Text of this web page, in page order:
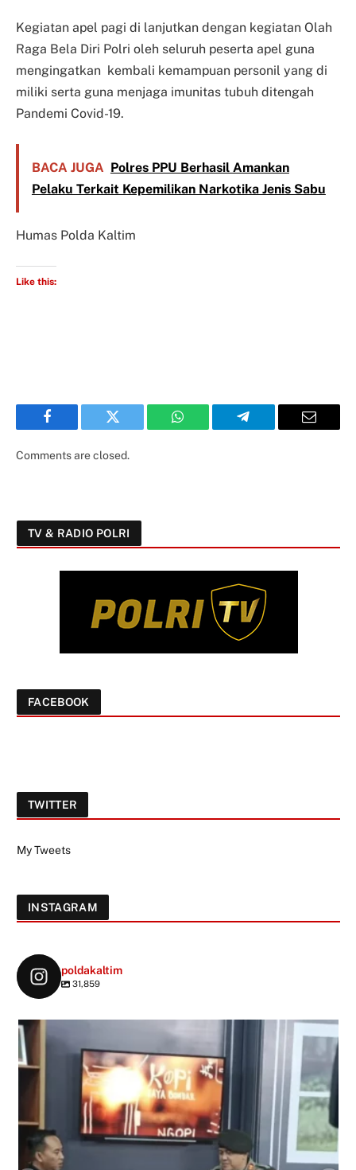
Kegiatan apel pagi di lanjutkan dengan kegiatan Olah
Raga Bela Diri Polri oleh seluruh peserta apel guna
mengingatkan kembali kemampuan personil yang di
miliki serta guna menjaga imunitas tubuh ditengah
Pandemi Covid-19.
BACA JUGA Polres PPU Berhasil Amankan
Pelaku Terkait Kepemilikan Narkotika Jenis Sabu
Humas Polda Kaltim
Like this:
Facebook Twitter WhatsApp Telegram Email
Comments are closed.
TV & RADIO POLRI
FACEBOOK
TWITTER
My Tweets
INSTAGRAM
poldakaltim
31,859